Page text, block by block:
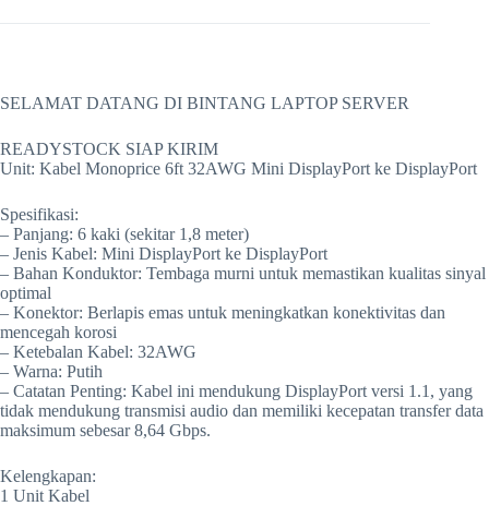
SELAMAT DATANG DI BINTANG LAPTOP SERVER
READYSTOCK SIAP KIRIM
Unit: Kabel Monoprice 6ft 32AWG Mini DisplayPort ke DisplayPort
Spesifikasi:
– Panjang: 6 kaki (sekitar 1,8 meter)
– Jenis Kabel: Mini DisplayPort ke DisplayPort
– Bahan Konduktor: Tembaga murni untuk memastikan kualitas sinyal
optimal
– Konektor: Berlapis emas untuk meningkatkan konektivitas dan
mencegah korosi
– Ketebalan Kabel: 32AWG
– Warna: Putih
– Catatan Penting: Kabel ini mendukung DisplayPort versi 1.1, yang
tidak mendukung transmisi audio dan memiliki kecepatan transfer data
maksimum sebesar 8,64 Gbps.
Kelengkapan:
1 Unit Kabel